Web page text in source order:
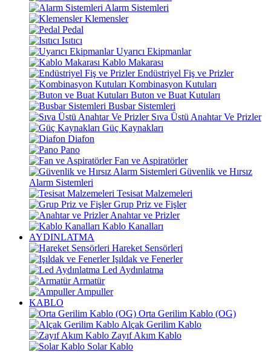
Alarm Sistemleri
Klemensler
Pedal
Isıtıcı
Uyarıcı Ekipmanlar
Kablo Makarası
Endüstriyel Fiş ve Prizler
Kombinasyon Kutuları
Buton ve Buat Kutuları
Busbar Sistemleri
Sıva Üstü Anahtar Ve Prizler
Güç Kaynakları
Diafon
Pano
Fan ve Aspiratörler
Güvenlik ve Hırsız
Alarm Sistemleri
Tesisat Malzemeleri
Grup Priz ve Fişler
Anahtar ve Prizler
Kablo Kanalları
AYDINLATMA
Hareket Sensörleri
Işıldak ve Fenerler
Led Aydınlatma
Armatür
Ampuller
KABLO
Orta Gerilim Kablo (OG)
Alçak Gerilim Kablo
Zayıf Akım Kablo
Solar Kablo